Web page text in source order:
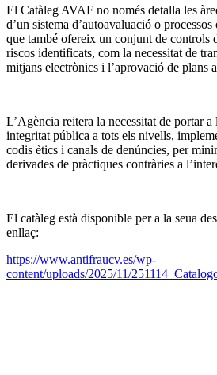
El Catàleg AVAF no només detalla les
d’un sistema d’autoavaluació o
que també ofereix un conjunt de controls
riscos identificats, com la necessitat de
mitjans electrònics i l’aprovació de plans
L’Agència reitera la necessitat de portar
integritat pública a tots els nivells,
codis ètics i canals de denúncies, per
derivades de pràctiques contràries a
El catàleg està disponible per a la seua
enllaç:
https://www.antifraucv.es/wp-
content/uploads/2025/11/